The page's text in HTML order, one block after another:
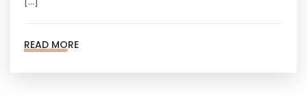
READ MORE